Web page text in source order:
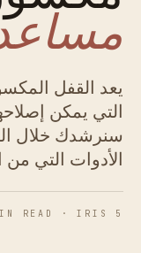
يعد القفل
التي يمكن
سنرشدك خلال
الأدوات التي من
5 MIN READ · IRIS